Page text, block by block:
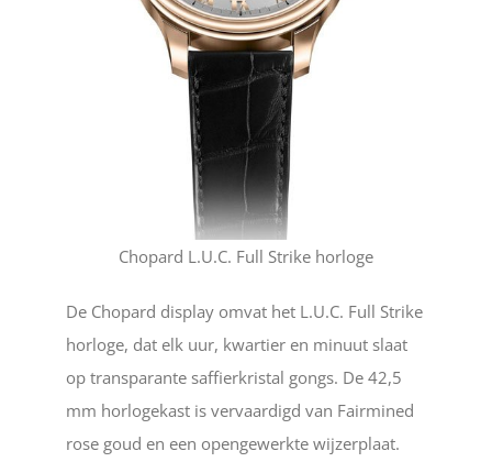
Chopard L.U.C. Full Strike horloge
De Chopard display omvat het L.U.C. Full Strike
horloge, dat elk uur, kwartier en minuut slaat
op transparante saffierkristal gongs. De 42,5
mm horlogekast is vervaardigd van Fairmined
rose goud en een opengewerkte wijzerplaat.